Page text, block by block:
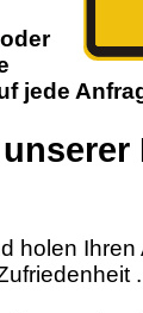
oder
jede
holen Ihren
.